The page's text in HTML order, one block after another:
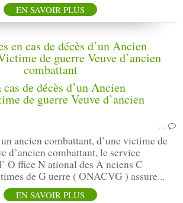
EN SAVOIR PLUS
en cas de décès d’un Ancien
de guerre Veuve d’ancien
combattant
…
ancien combattant, d’une victime de
d’ancien combattant, le service
O ffice N ational des A nciens C
de G uerre ( ONACVG ) assure...
EN SAVOIR PLUS